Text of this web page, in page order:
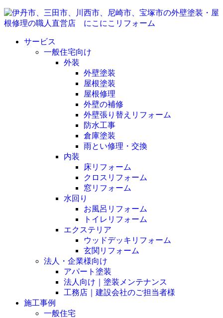
サービス
一般住宅向け
外装
外壁塗装
屋根塗装
屋根修理
外壁の補修
外壁張り替えリフォーム
防水工事
倉庫塗装
雨とい修理・交換
内装
床リフォーム
クロスリフォーム
窓リフォーム
水回り
お風呂リフォーム
トイレリフォーム
エクステリア
ウッドデッキリフォーム
玄関リフォーム
法人・企業様向け
アパート塗装
法人向け｜塗装メンテナンス
工務店｜建設会社のご担当者様
施工事例
一般住宅